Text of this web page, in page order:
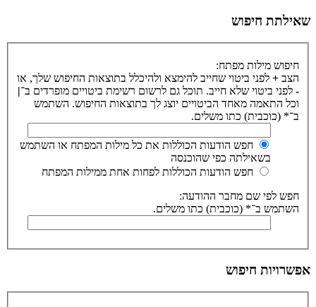
שאילתת חיפוש
חיפוש מילות מפתח:
הצב + לפני ביטוי שחייב להימצא ולהיכלל בתוצאות החיפוש שלך, או
- לפני ביטוי שלא חייב. תוכל גם לרשום רשימת ביטויים מופרדים ב־|
וכל התאמה מאחד הביטויים יוצג לך בתוצאות החיפוש. השתמש
ב־* (כוכבית) כתו משלים.
חפש הודעות הכוללות את כל מילות המפתח או השתמש
בשאילתה כפי שהוכנסה
חפש הודעות הכוללות לפחות אחת ממילות המפתח
חפש לפי שם מחבר ההודעה:
השתמש ב־* (כוכבית) כתו משלים.
אפשרויות חיפוש